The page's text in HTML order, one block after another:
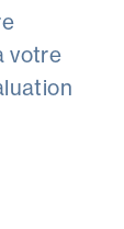
votre